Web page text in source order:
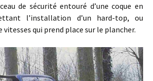
de sécurité entouré d’une coque en
l’installation d’un hard-top, ou
vitesses qui prend place sur le plancher.